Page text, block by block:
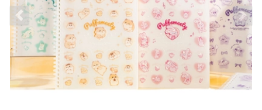
Previous slide